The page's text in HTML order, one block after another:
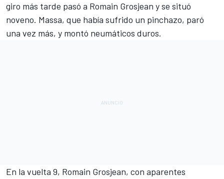
giro más tarde pasó a Romain Grosjean y se situó
noveno. Massa, que había sufrido un pinchazo, paró
una vez más, y montó neumáticos duros.
En la vuelta 9, Romain Grosjean, con aparentes